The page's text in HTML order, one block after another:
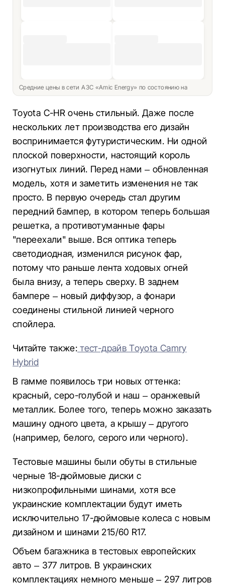
Средние цены в сети АЗС «Amic Energy» по состоянию на
Toyota C-HR очень стильный. Даже после
нескольких лет производства его дизайн
воспринимается футуристическим. Ни одной
плоской поверхности, настоящий король
изогнутых линий. Перед нами – обновленная
модель, хотя и заметить изменения не так
просто. В первую очередь стал другим
передний бампер, в котором теперь большая
решетка, а противотуманные фары
"переехали" выше. Вся оптика теперь
светодиодная, изменился рисунок фар,
потому что раньше лента ходовых огней
была внизу, а теперь сверху. В заднем
бампере – новый диффузор, а фонари
соединены стильной линией черного
спойлера.
Читайте также: тест-драйв Toyota Camry
Hybrid
В гамме появилось три новых оттенка:
красный, серо-голубой и наш – оранжевый
металлик. Более того, теперь можно заказать
машину одного цвета, а крышу – другого
(например, белого, серого или черного).
Тестовые машины были обуты в стильные
черные 18-дюймовые диски с
низкопрофильными шинами, хотя все
украинские комплектации будут иметь
исключительно 17-дюймовые колеса с новым
дизайном и шинами 215/60 R17.
Объем багажника в тестовых европейских
авто – 377 литров. В украинских
комплектациях немного меньше – 297 литров